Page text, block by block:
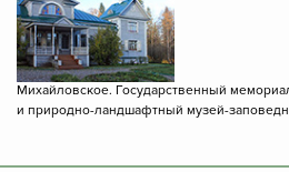
Михайловское. Государственный
и природно-ландшафтный музей-